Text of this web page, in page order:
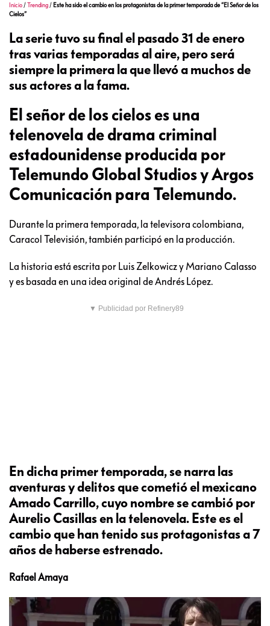
Inicio /Trending / Este ha sido el cambio en los protagonistas de la primer temporada de “El Señor de los
Cielos”
La serie tuvo su final el pasado 31 de enero
tras varias temporadas al aire, pero será
siempre la primera la que llevó a muchos de
sus actores a la fama.
El señor de los cielos es una
telenovela de drama criminal
estadounidense producida por
Telemundo Global Studios y Argos
Comunicación para Telemundo.
Durante la primera temporada, la televisora colombiana,
Caracol Televisión, también participó en la producción.
La historia está escrita por Luis Zelkowicz y Mariano Calasso
y es basada en una idea original de Andrés López.
▼ Publicidad por Refinery89
En dicha primer temporada, se narra las
aventuras y delitos que cometió el mexicano
Amado Carrillo, cuyo nombre se cambió por
Aurelio Casillas en la telenovela. Este es el
cambio que han tenido sus protagonistas a 7
años de haberse estrenado.
Rafael Amaya